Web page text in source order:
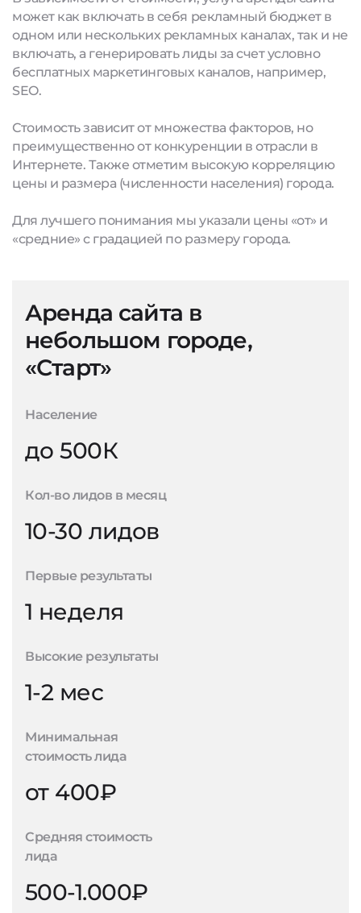
может как включать в себя рекламный бюджет в
одном или нескольких рекламных каналах, так и не
включать, а генерировать лиды за счет условно
бесплатных маркетинговых каналов, например,
SEO.
Стоимость зависит от множества факторов, но
преимущественно от конкуренции в отрасли в
Интернете. Также отметим высокую корреляцию
цены и размера (численности населения) города.
Для лучшего понимания мы указали цены «от» и
«средние» с градацией по размеру города.
Аренда сайта в
небольшом городе,
«Старт»
Население
до 500К
Кол-во лидов в месяц
10-30 лидов
Первые результаты
1 неделя
Высокие результаты
1-2 мес
Минимальная
стоимость лида
от 400₽
Средняя стоимость
лида
500-1.000₽